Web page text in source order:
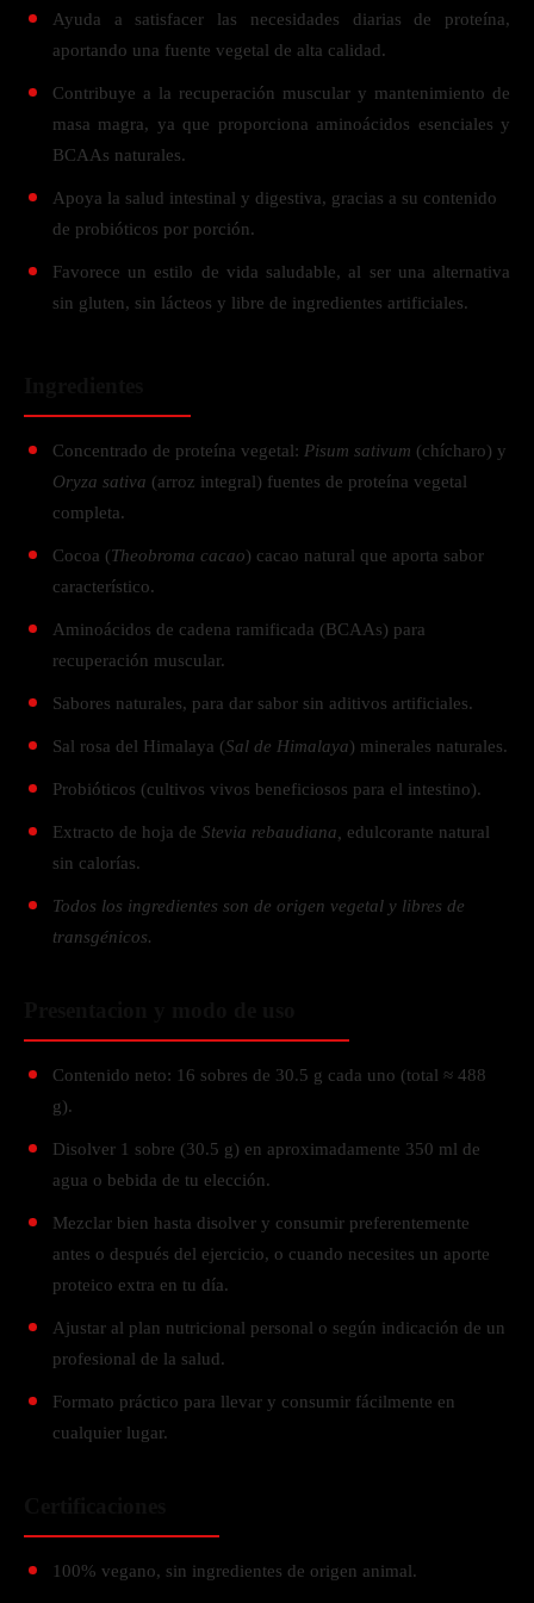
Ayuda a satisfacer las necesidades diarias de proteína,
aportando una fuente vegetal de alta calidad.
Contribuye a la recuperación muscular y mantenimiento de
masa magra, ya que proporciona aminoácidos esenciales y
BCAAs naturales.
Apoya la salud intestinal y digestiva, gracias a su contenido
de probióticos por porción.
Favorece un estilo de vida saludable, al ser una alternativa
sin gluten, sin lácteos y libre de ingredientes artificiales.
Concentrado de proteína vegetal: Pisum sativum (chícharo) y
Oryza sativa (arroz integral) fuentes de proteína vegetal
completa.
Cocoa (Theobroma cacao) cacao natural que aporta sabor
característico.
Aminoácidos de cadena ramificada (BCAAs) para
recuperación muscular.
Sabores naturales, para dar sabor sin aditivos artificiales.
Sal rosa del Himalaya (Sal de Himalaya) minerales naturales.
Probióticos (cultivos vivos beneficiosos para el intestino).
Extracto de hoja de Stevia rebaudiana, edulcorante natural
sin calorías.
Todos los ingredientes son de origen vegetal y libres de
transgénicos.
Contenido neto: 16 sobres de 30.5 g cada uno (total ≈ 488
g).
Disolver 1 sobre (30.5 g) en aproximadamente 350 ml de
agua o bebida de tu elección.
Mezclar bien hasta disolver y consumir preferentemente
antes o después del ejercicio, o cuando necesites un aporte
proteico extra en tu día.
Ajustar al plan nutricional personal o según indicación de un
profesional de la salud.
Formato práctico para llevar y consumir fácilmente en
cualquier lugar.
100% vegano, sin ingredientes de origen animal.